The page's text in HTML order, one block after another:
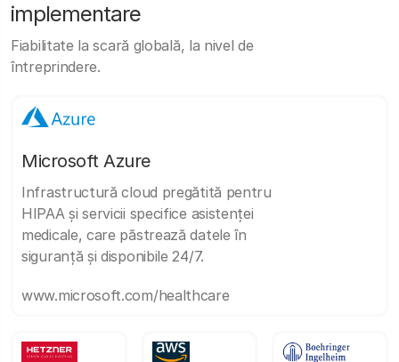
implementare
Fiabilitate la scară globală, la nivel de
întreprindere.
Microsoft Azure
Infrastructură cloud pregătită pentru
HIPAA și servicii specifice asistenței
medicale, care păstrează datele în
siguranță și disponibile 24/7.
www.microsoft.com/healthcare